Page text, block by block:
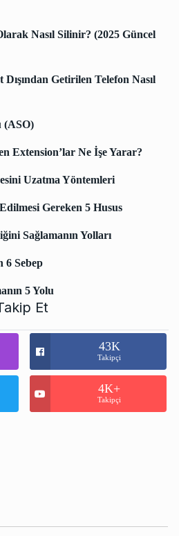
Nasıl Silinir? (2025 Güncel
Getirilen Telefon Nasıl
(ASO)
Extension’lar Ne İşe Yarar?
Uzatma Yöntemleri
Gereken 5 Husus
Sağlamanın Yolları
6 Sebep
5 Yolu
Et
43K
Takipçi
4K+
Takipçi